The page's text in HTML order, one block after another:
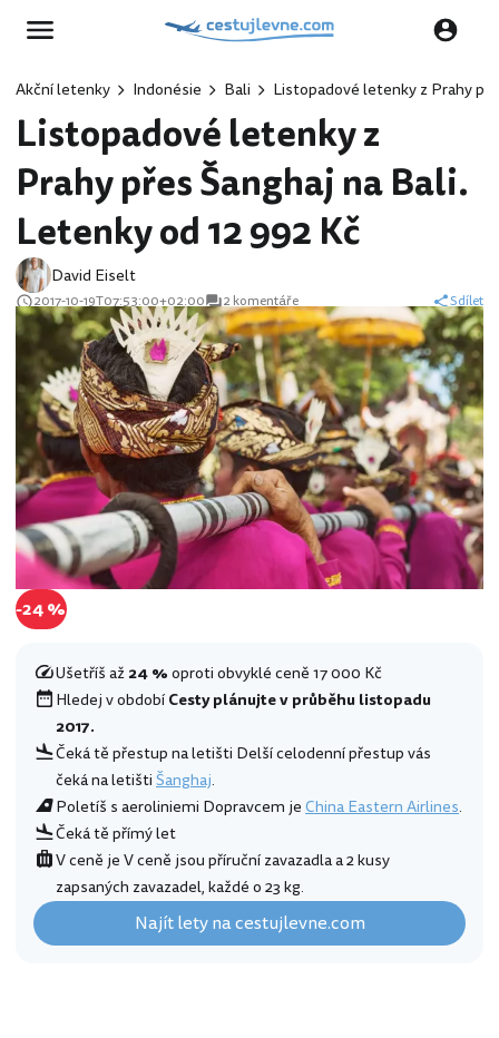
Akční letenky Indonésie Bali Listopadové letenky z Prahy
Listopadové letenky z
Prahy přes Šanghaj na Bali.
Letenky od 12 992 Kč
David Eiselt
2017-10-19T07:53:00+02:00 2 komentáře Sdílet
-24 %
Ušetříš až24 %oproti obvyklé ceně 17 000 Kč
Hledej v obdobíCesty plánujte v průběhu listopadu
2017.
Čeká tě přestup na letišti Delší celodenní přestup vás
čeká na letištiŠanghaj.
Poletíš s aeroliniemi Dopravcem jeChina Eastern Airlines.
Čeká tě přímý let
V ceně je V ceně jsou příruční zavazadla a 2 kusy
zapsaných zavazadel, každé o 23 kg.
Najít lety na cestujlevne.com